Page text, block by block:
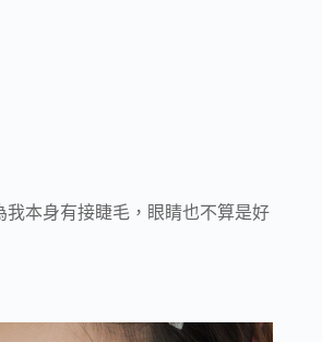
我本身有接睫毛，眼睛也不算是好